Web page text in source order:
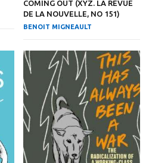
COMING OUT (XYZ. LA REVUE
DE LA NOUVELLE, NO 151)
BENOIT MIGNEAULT